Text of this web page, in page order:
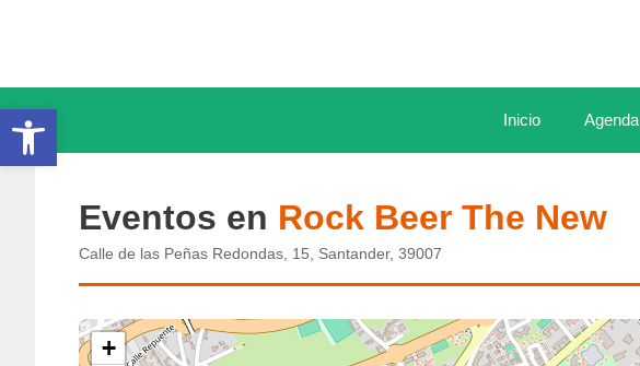
Abrir barra de herramientas Inicio Agenda
Eventos en Rock Beer The New
Calle de las Peñas Redondas, 15, Santander, 39007
+